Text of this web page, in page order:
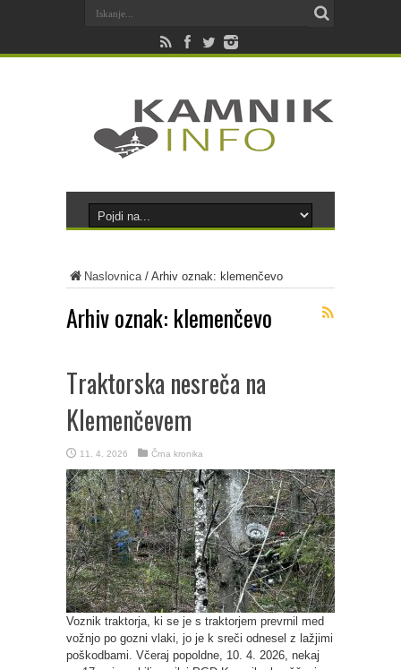
Naslovnica/ Arhiv oznak: klemenčevo
Arhiv oznak: klemenčevo
Traktorska nesreča na
Klemenčevem
11. 4. 2026 Črna kronika
Voznik traktorja, ki se je s traktorjem prevrnil med
vožnjo po gozni vlaki, jo je k sreči odnesel z lažjimi
poškodbami. Včeraj popoldne, 10. 4. 2026, nekaj